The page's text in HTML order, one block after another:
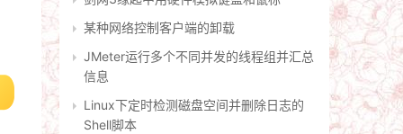
某种网络控制客户端的卸载
JMeter运行多个不同并发的线程组并汇总
信息
Linux下定时检测磁盘空间并删除日志的
Shell脚本